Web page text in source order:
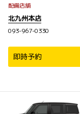
配備店舗
北九州本店
093-967-0330
即時予約